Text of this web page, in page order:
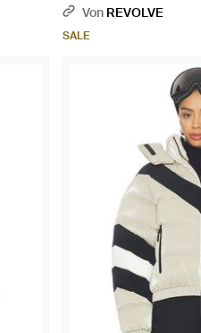
Von REVOLVE
SALE